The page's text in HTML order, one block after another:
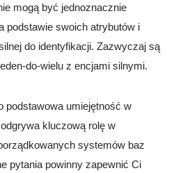
mogą być jednoznacznie
podstawie swoich atrybutów i
do identyfikacji. Zazwyczaj są
do-wielu z encjami silnymi.
podstawowa umiejętność w
kluczową rolę w
systemów baz
pytania powinny zapewnić Ci